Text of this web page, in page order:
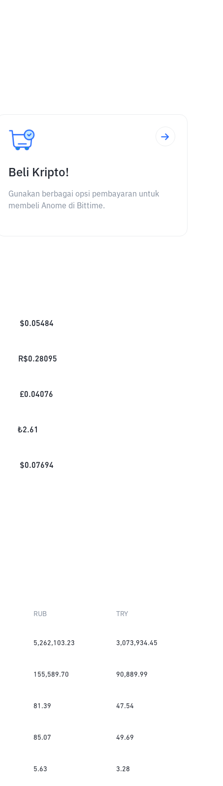
Beli Kripto!
Gunakan berbagai opsi pembayaran untuk
membeli Anome di Bittime.
$0.05484
R$0.28095
£0.04076
₺2.61
$0.07694
RUB TRY
5,262,103.23 3,073,934.45
155,589.70 90,889.99
81.39 47.54
85.07 49.69
5.63 3.28